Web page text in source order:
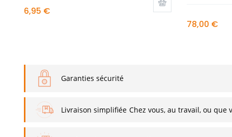
6,95 €
78,00 €
Garanties sécurité
Livraison simplifiée Chez vous, au travail, ou que